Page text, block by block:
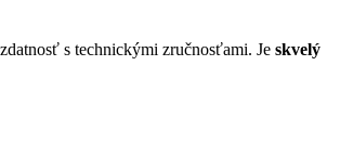
s technickými zručnosťami. Je skvelý